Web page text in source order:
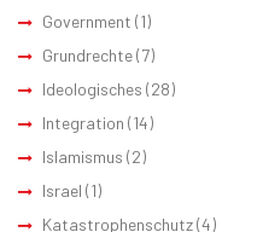
Government (1)
Grundrechte(7)
Ideologisches (28)
Integration (14)
Islamismus (2)
Israel (1)
Katastrophenschutz(4)